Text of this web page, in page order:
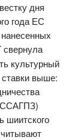
дня
года ЕС
культурный
выше:
шиитского